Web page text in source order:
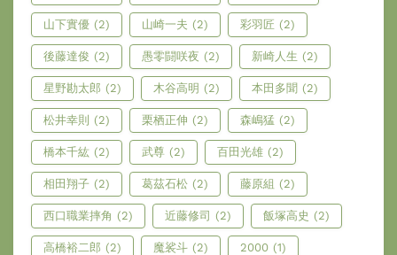
山下實優 (2) 山崎一夫 (2) 彩羽匠 (2)
後藤達俊 (2) 愚零闘咲夜 (2) 新崎人生 (2)
星野勘太郎 (2) 木谷高明 (2) 本田多聞 (2)
松井幸則 (2) 栗栖正伸 (2) 森嶋猛 (2)
橋本千紘 (2) 武尊 (2) 百田光雄 (2)
相田翔子 (2) 葛茲石松 (2) 藤原組 (2)
西口職業摔角 (2) 近藤修司 (2) 飯塚高史 (2)
高橋裕二郎 (2) 魔裟斗 (2) 2000 (1)